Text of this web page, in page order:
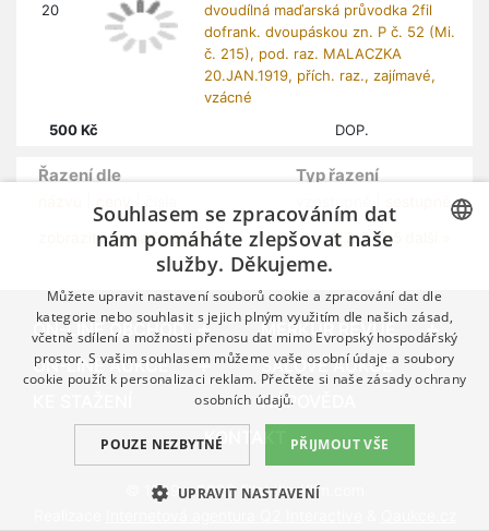
dvoudílná maďarská průvodka 2fil
dofrank. dvoupáskou zn. P č. 52 (Mi.
č. 215), pod. raz. MALACZKA
20.JAN.1919, přích. raz., zajímavé,
Řazení dle
|ceny | čísla
Typ řazení
vzestupně |sestupně
zobrazit vše na 1 stránku
1 2 3 4
ON-LINE OBCHOD
MERKUR REVUE
ON-LINE AUKCE
SÁLOVÉ AUKCE
NÁPOVĚDA
KONTAKT
© 1989 – 2026 Filatelie-Klim.com
GERMAN
ENGLISH
Souhlasem se zpracováním dat
nám pomáháte zlepšovat naše
služby. Děkujeme.
Můžete upravit nastavení souborů cookie a zpracování dat dle
kategorie nebo souhlasit s jejich plným využitím dle našich zásad,
včetně sdílení a možnosti přenosu dat mimo Evropský hospodářský
prostor. S vašim souhlasem můžeme vaše osobní údaje a soubory
cookie použít k personalizaci reklam. Přečtěte si naše zásady ochrany
osobních údajů.
PŘIJMOUT VŠE
POUZE NEZBYTNÉ
UPRAVIT NASTAVENÍ